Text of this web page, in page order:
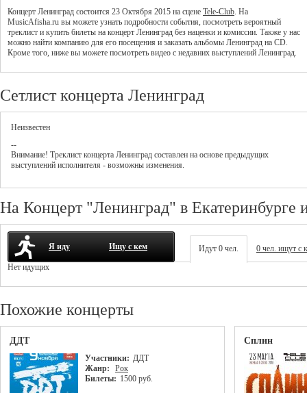
Концерт Ленинград состоится 23 Октября 2015 на сцене Tele-Club. На
MusicAfisha.ru вы можете узнать подробности события, посмотреть вероятный
треклист и купить билеты на концерт Ленинград без наценки и комиссии. Также у нас
можно найти компанию для его посещения и заказать альбомы Ленинград на CD.
Кроме того, ниже вы можете посмотреть видео с недавних выступлений Ленинград.
Сетлист концерта Ленинград
Неизвестен
--
Внимание! Треклист концерта Ленинград составлен на основе предыдущих
выступлений исполнителя - возможны изменения.
На Концерт "Ленинград" в Екатеринбурге
Я иду Ищу с кем Идут 0 чел.
0 чел. ищут с
Нет идущих
Похожие концерты
ДДТ
Участники: ДДТ
Жанр:
Рок
Билеты: 1500 руб.
Сплин